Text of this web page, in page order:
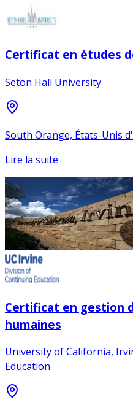
Certificat en études
Seton Hall University
South Orange, États-Unis
Lire la suite
Certificat en gestion
humaines
University of California,
Education